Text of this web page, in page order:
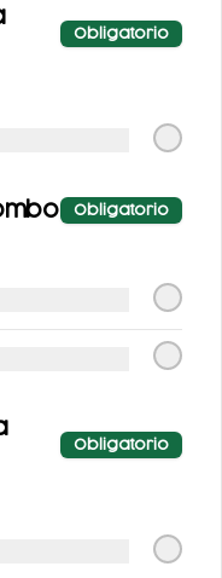
Obligatorio
Obligatorio
Obligatorio